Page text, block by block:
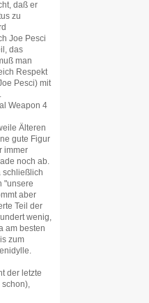
daß er
zu
Joe Pesci
das
man
Respekt
Pesci) mit
Weapon 4
Älteren
gute Figur
immer
noch ab.
schließlich
"unsere
aber
Teil der
wenig,
am besten
zum
der letzte